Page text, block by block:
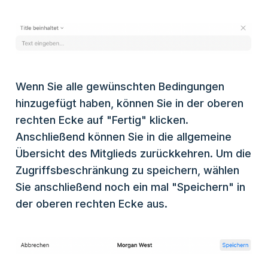
Wenn Sie alle gewünschten Bedingungen
hinzugefügt haben, können Sie in der oberen
rechten Ecke auf "Fertig" klicken.
Anschließend können Sie in die allgemeine
Übersicht des Mitglieds zurückkehren. Um die
Zugriffsbeschränkung zu speichern, wählen
Sie anschließend noch ein mal "Speichern" in
der oberen rechten Ecke aus.